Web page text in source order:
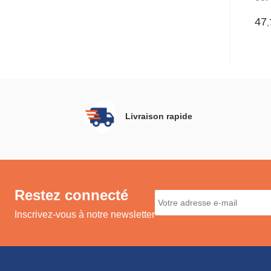
de
47
Livraison rapide
Restez connecté
Inscrivez-vous à notre newsletter